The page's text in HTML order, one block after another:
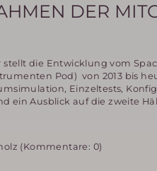
DER
die Entwicklung vom
Pod) von 2013 bis
Einzeltests,
ein Ausblick auf die zweite
(Kommentare: 0)